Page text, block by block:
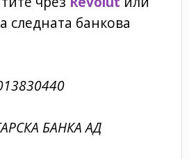
следната банкова
БАНКА АД